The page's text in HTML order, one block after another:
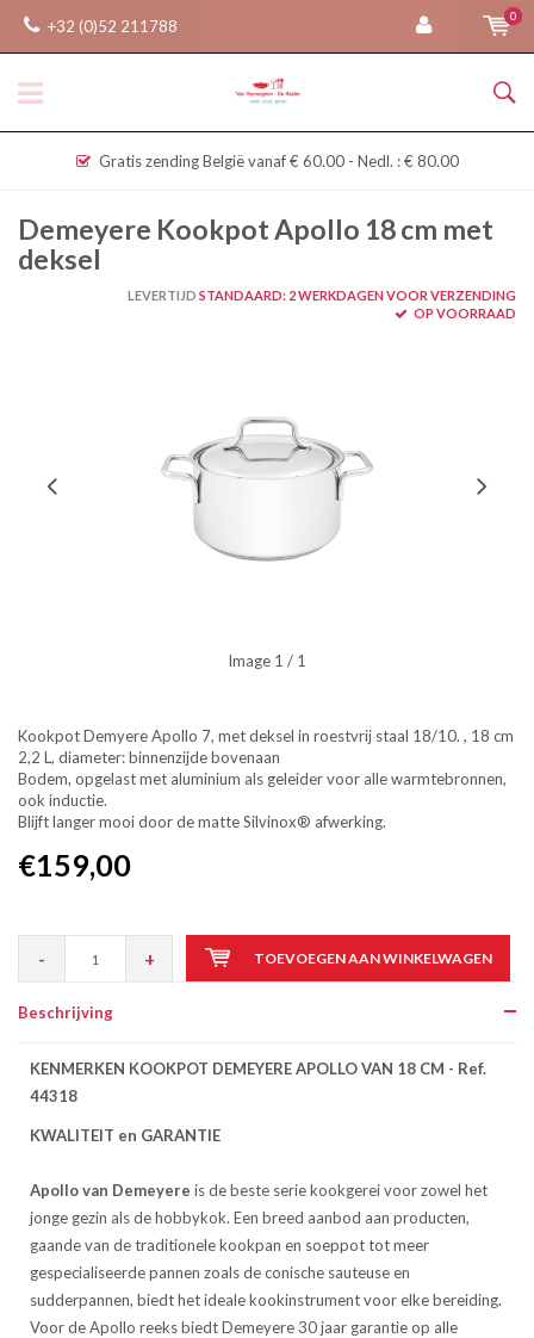
+32 (0)52 211788
0
Gratis zending België vanaf € 60.00 - Nedl. : € 80.00
Demeyere Kookpot Apollo 18 cm met
deksel
LEVERTIJD STANDAARD: 2 WERKDAGEN VOOR VERZENDING
OP VOORRAAD
Image 1 / 1
Kookpot Demyere Apollo 7, met deksel in roestvrij staal 18/10. , 18 cm
2,2 L, diameter: binnenzijde bovenaan
Bodem, opgelast met aluminium als geleider voor alle warmtebronnen,
ook inductie.
Blijft langer mooi door de matte Silvinox® afwerking.
€159,00
- + TOEVOEGEN AAN WINKELWAGEN
Beschrijving
KENMERKEN KOOKPOT DEMEYERE APOLLO VAN 18 CM - Ref.
44318
KWALITEIT en GARANTIE
Apollo van Demeyere is de beste serie kookgerei voor zowel het
jonge gezin als de hobbykok. Een breed aanbod aan producten,
gaande van de traditionele kookpan en soeppot tot meer
gespecialiseerde pannen zoals de conische sauteuse en
sudderpannen, biedt het ideale kookinstrument voor elke bereiding.
Voor de Apollo reeks biedt Demeyere 30 jaar garantie op alle